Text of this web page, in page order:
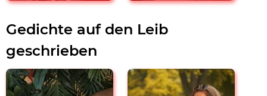
Gedichte auf den Leib
geschrieben